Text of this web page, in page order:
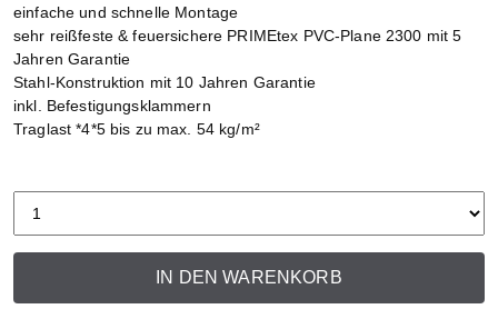
einfache und schnelle Montage
sehr reißfeste & feuersichere PRIMEtex PVC-Plane 2300 mit 5
Jahren Garantie
Stahl-Konstruktion mit 10 Jahren Garantie
inkl. Befestigungsklammern
Traglast *4*5 bis zu max. 54 kg/m²
IN DEN WARENKORB